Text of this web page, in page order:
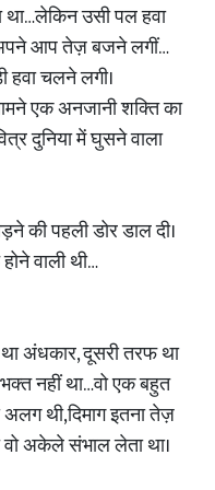
उसी पल हवा
आप तेज़ बजने लगीं…
चलने लगी।
एक अनजानी शक्ति का
दुनिया में घुसने वाला
की पहली डोर डाल दी।
वाली थी…
अंधकार, दूसरी तरफ था
नहीं था…वो एक बहुत
थी,दिमाग इतना तेज़
अकेले संभाल लेता था।